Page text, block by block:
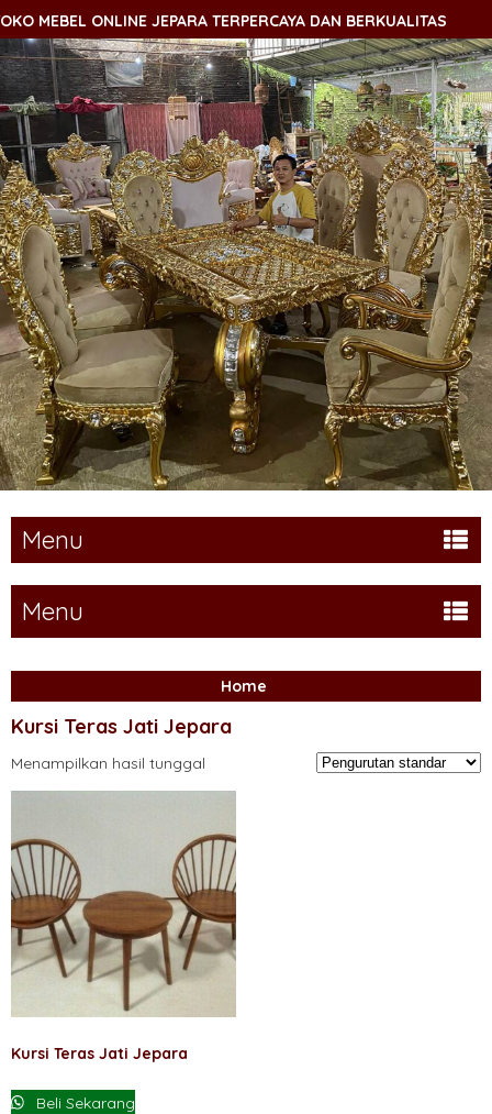
ONLINE JEPARA TERPERCAYA DAN BERKUALITAS
Menu
Menu
Home
Kursi Teras Jati Jepara
Menampilkan hasil tunggal
Kursi Teras Jati Jepara
Beli Sekarang